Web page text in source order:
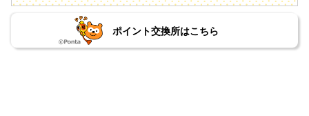
ポイント交換所はこちら